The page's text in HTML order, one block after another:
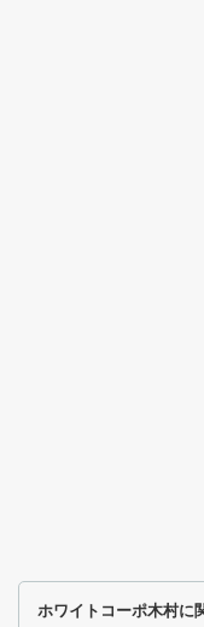
ホワイトコーポ木村に